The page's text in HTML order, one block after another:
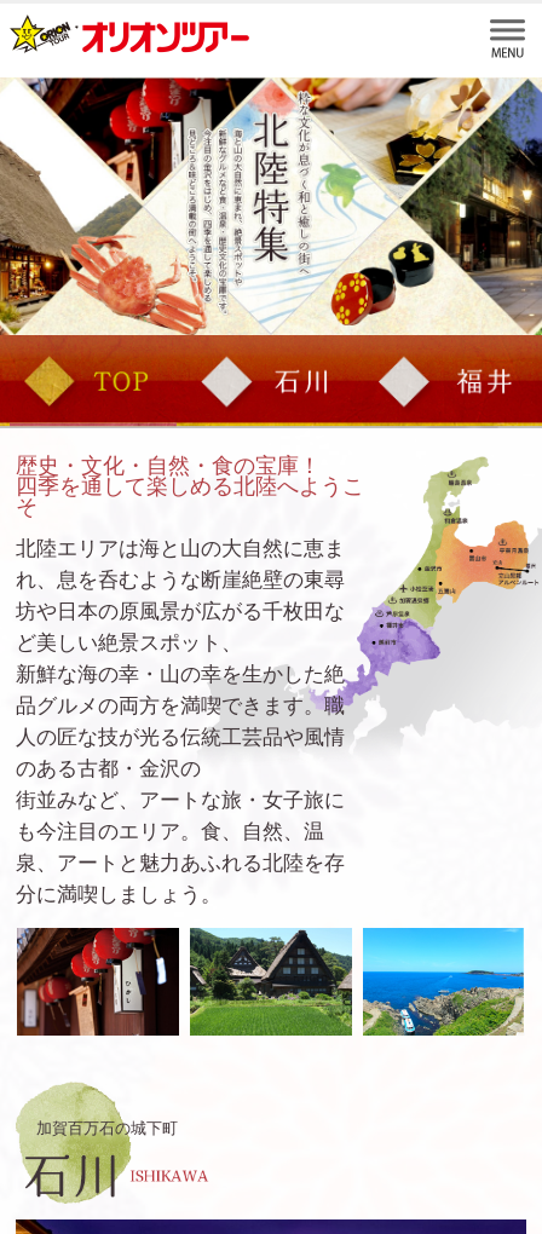
歴史・文化・自然・食の宝庫！
四季を通して楽しめる北陸へようこ
そ
北陸エリアは海と山の大自然に恵ま
れ、息を呑むような断崖絶壁の東尋
坊や日本の原風景が広がる千枚田な
ど美しい絶景スポット、
新鮮な海の幸・山の幸を生かした絶
品グルメの両方を満喫できます。職
人の匠な技が光る伝統工芸品や風情
のある古都・金沢の
街並みなど、アートな旅・女子旅に
も今注目のエリア。食、自然、温
泉、アートと魅力あふれる北陸を存
分に満喫しましょう。
加賀百万石の城下町